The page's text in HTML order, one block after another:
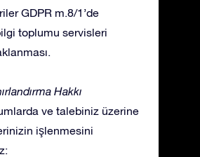
GDPR m.8/1’de
toplumu servisleri
Hakkı
ve talebiniz üzerine
işlenmesini